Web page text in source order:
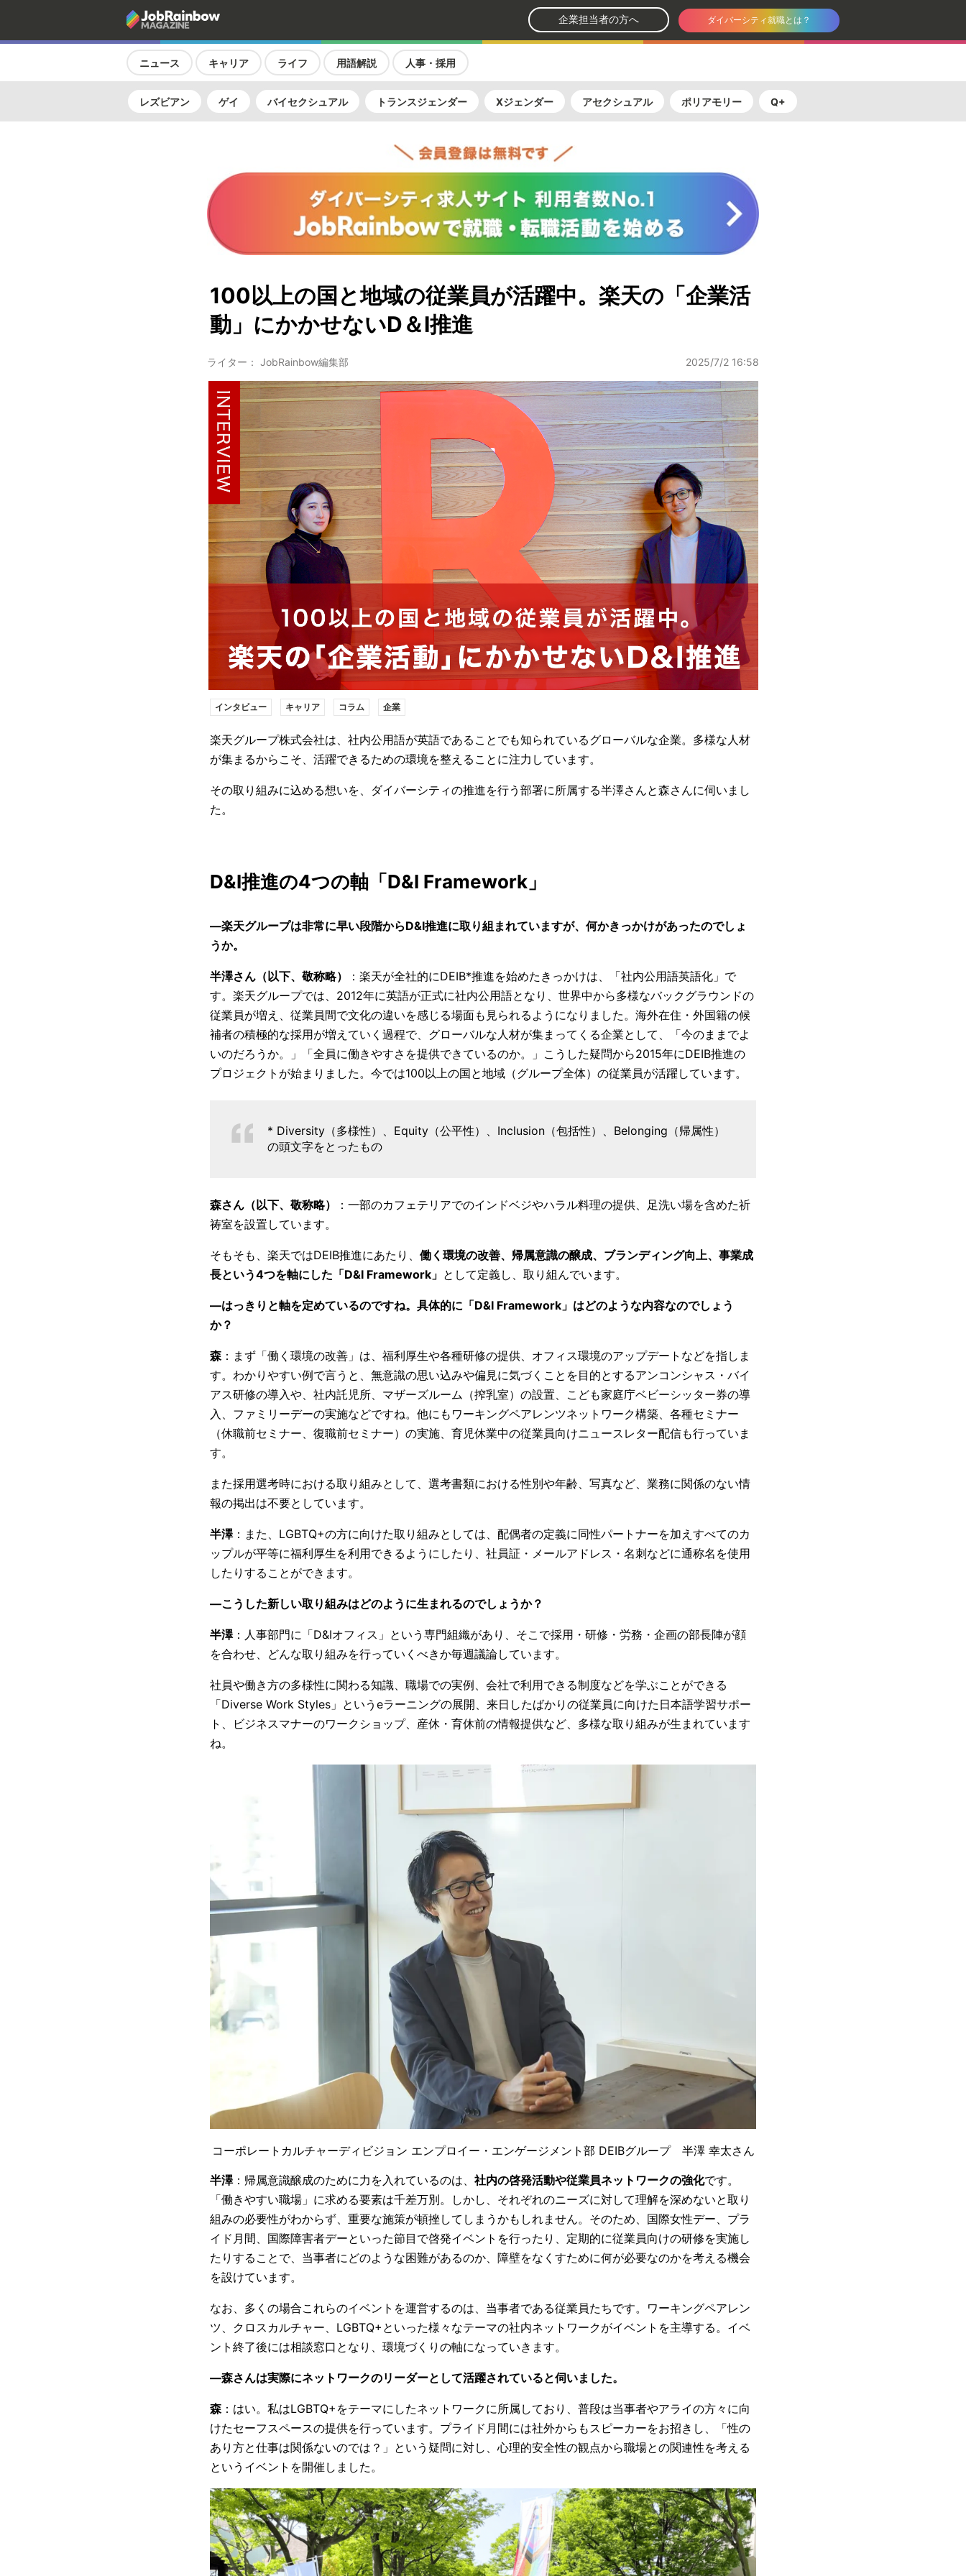
企業担当者の方へ ダイバーシティ就職とは？
ニュース キャリア ライフ 用語解説 人事・採用
レズビアン ゲイ バイセクシュアル トランスジェンダー Xジェンダー アセクシュアル ポリアモリー Q+
100以上の国と地域の従業員が活躍中。楽天の「企業活
動」にかかせないD＆I推進
ライター： JobRainbow編集部 2025/7/2 16:58
インタビュー キャリア コラム 企業
楽天グループ株式会社は、社内公用語が英語であることでも知られているグローバルな企業。多様な人材
が集まるからこそ、活躍できるための環境を整えることに注力しています。
その取り組みに込める想いを、ダイバーシティの推進を行う部署に所属する半澤さんと森さんに伺いまし
た。
D&I推進の4つの軸「D&I Framework」
―楽天グループは非常に早い段階からD&I推進に取り組まれていますが、何かきっかけがあったのでしょ
うか。
半澤さん（以下、敬称略）
：楽天が全社的にDEIB*推進を始めたきっかけは、「社内公用語英語化」で
す。楽天グループでは、2012年に英語が正式に社内公用語となり、世界中から多様なバックグラウンドの
従業員が増え、従業員間で文化の違いを感じる場面も見られるようになりました。海外在住・外国籍の候
補者の積極的な採用が増えていく過程で、グローバルな人材が集まってくる企業として、「今のままでよ
いのだろうか。」「全員に働きやすさを提供できているのか。」こうした疑問から2015年にDEIB推進の
プロジェクトが始まりました。今では100以上の国と地域（グループ全体）の従業員が活躍しています。
* Diversity（多様性）、Equity（公平性）、Inclusion（包括性）、Belonging（帰属性）
の頭文字をとったもの
森さん（以下、敬称略）
：一部のカフェテリアでのインドベジやハラル料理の提供、足洗い場を含めた祈
祷室を設置しています。
そもそも、楽天ではDEIB推進にあたり、 働く環境の改善、帰属意識の醸成、ブランディング向上、事業成
長という4つを軸にした「D&I Framework」 として定義し、取り組んでいます。
―はっきりと軸を定めているのですね。具体的に「D&I Framework」はどのような内容なのでしょう
か？
森：まず「働く環境の改善」は、福利厚生や各種研修の提供、オフィス環境のアップデートなどを指しま
す。わかりやすい例で言うと、無意識の思い込みや偏見に気づくことを目的とするアンコンシャス・バイ
アス研修の導入や、社内託児所、マザーズルーム（搾乳室）の設置、こども家庭庁ベビーシッター券の導
入、ファミリーデーの実施などですね。他にもワーキングペアレンツネットワーク構築、各種セミナー
（休職前セミナー、復職前セミナー）の実施、育児休業中の従業員向けニュースレター配信も行っていま
す。
また採用選考時における取り組みとして、選考書類における性別や年齢、写真など、業務に関係のない情
報の掲出は不要としています。
半澤：また、LGBTQ+の方に向けた取り組みとしては、配偶者の定義に同性パートナーを加えすべてのカ
ップルが平等に福利厚生を利用できるようにしたり、社員証・メールアドレス・名刺などに通称名を使用
したりすることができます。
―こうした新しい取り組みはどのように生まれるのでしょうか？
半澤：人事部門に「D&Iオフィス」という専門組織があり、そこで採用・研修・労務・企画の部長陣が顔
を合わせ、どんな取り組みを行っていくべきか毎週議論しています。
社員や働き方の多様性に関わる知識、職場での実例、会社で利用できる制度などを学ぶことができる
「Diverse Work Styles」というeラーニングの展開、来日したばかりの従業員に向けた日本語学習サポー
ト、ビジネスマナーのワークショップ、産休・育休前の情報提供など、多様な取り組みが生まれています
ね。
コーポレートカルチャーディビジョン エンプロイー・エンゲージメント部 DEIBグループ 半澤 幸太さん
半澤：帰属意識醸成のために力を入れているのは、 社内の啓発活動や従業員ネットワークの強化です。
「働きやすい職場」に求める要素は千差万別。しかし、それぞれのニーズに対して理解を深めないと取り
組みの必要性がわからず、重要な施策が頓挫してしまうかもしれません。そのため、国際女性デー、プラ
イド月間、国際障害者デーといった節目で啓発イベントを行ったり、定期的に従業員向けの研修を実施し
たりすることで、当事者にどのような困難があるのか、障壁をなくすために何が必要なのかを考える機会
を設けています。
なお、多くの場合これらのイベントを運営するのは、当事者である従業員たちです。ワーキングペアレン
ツ、クロスカルチャー、LGBTQ+といった様々なテーマの社内ネットワークがイベントを主導する。イベ
ント終了後には相談窓口となり、環境づくりの軸になっていきます。
―森さんは実際にネットワークのリーダーとして活躍されていると伺いました。
森 ：はい。私はLGBTQ+をテーマにしたネットワークに所属しており、普段は当事者やアライの方々に向
けたセーフスペースの提供を行っています。プライド月間には社外からもスピーカーをお招きし、「性の
あり方と仕事は関係ないのでは？」という疑問に対し、心理的安全性の観点から職場との関連性を考える
というイベントを開催しました。